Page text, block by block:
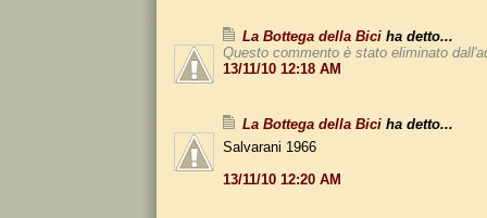
La Bottega della Bici ha detto...
Questo commento è stato eliminato
13/11/10 12:18 AM
La Bottega della Bici ha detto...
Salvarani 1966
13/11/10 12:20 AM